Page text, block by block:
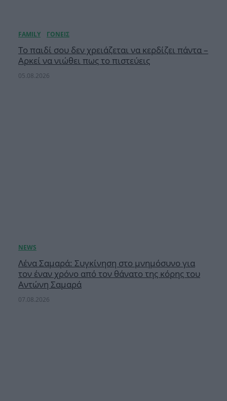
Το παιδί σου δεν χρειάζεται να κερδίζει πάντα –
Αρκεί να νιώθει πως το πιστεύεις
05.08.2026
Λένα Σαμαρά: Συγκίνηση στο μνημόσυνο για
τον έναν χρόνο από τον θάνατο της κόρης του
Αντώνη Σαμαρά
07.08.2026